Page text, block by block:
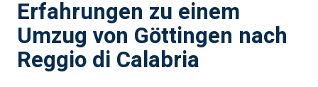
Erfahrungen zu einem
Umzug von Göttingen nach
Reggio di Calabria